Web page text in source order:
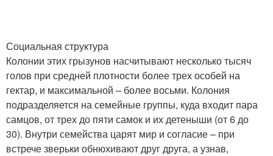
Социальная структура
Колонии этих грызунов насчитывают несколько тысяч
голов при средней плотности более трех особей на
гектар, и максимальной – более восьми. Колония
подразделяется на семейные группы, куда входит пара
самцов, от трех до пяти самок и их детеныши (от 6 до
30). Внутри семейства царят мир и согласие – при
встрече зверьки обнюхивают друг друга, а узнав,